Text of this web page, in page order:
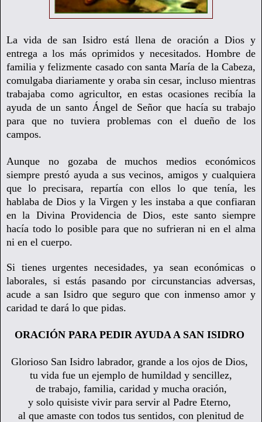
La vida de san Isidro está llena de oración a Dios y
entrega a los más oprimidos y necesitados. Hombre de
familia y felizmente casado con santa María de la Cabeza,
comulgaba diariamente y oraba sin cesar, incluso mientras
trabajaba como agricultor, en estas ocasiones recibía la
ayuda de un santo Ángel de Señor que hacía su trabajo
para que no tuviera problemas con el dueño de los
campos.
Aunque no gozaba de muchos medios económicos
siempre prestó ayuda a sus vecinos, amigos y cualquiera
que lo precisara, repartía con ellos lo que tenía, les
hablaba de Dios y la Virgen y les instaba a que confiaran
en la Divina Providencia de Dios, este santo siempre
hacía todo lo posible para que no sufrieran ni en el alma
ni en el cuerpo.
Si tienes urgentes necesidades, ya sean económicas o
laborales, si estás pasando por circunstancias adversas,
acude a san Isidro que seguro que con inmenso amor y
caridad te dará lo que pidas.
ORACIÓN PARA PEDIR AYUDA A SAN ISIDRO
Glorioso San Isidro labrador, grande a los ojos de Dios,
tu vida fue un ejemplo de humildad y sencillez,
de trabajo, familia, caridad y mucha oración,
y solo quisiste vivir para servir al Padre Eterno,
al que amaste con todos tus sentidos, con plenitud de